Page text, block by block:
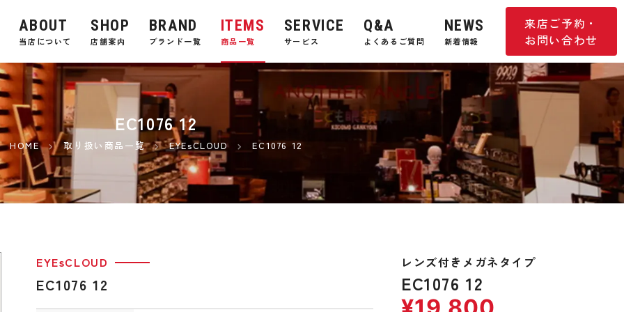
来店ご予約・
お問い合わせ
ABOUT
当店について
SHOP
店舗案内
BRAND
ブランド一覧
ITEMS
商品一覧
SERVICE
サービス
Q&A
よくあるご質問
NEWS
新着情報
EC1076 12
HOME 取り扱い商品一覧 EYEsCLOUD EC1076 12
レンズ付きメガネタイプ
EC1076 12
EYEsCLOUD
EC1076 12